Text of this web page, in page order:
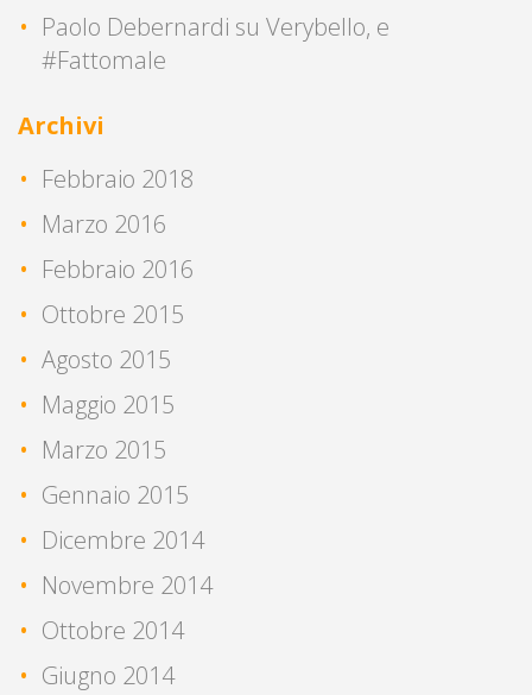
Paolo Debernardi su Verybello, e
#Fattomale
Archivi
Febbraio 2018
Marzo 2016
Febbraio 2016
Ottobre 2015
Agosto 2015
Maggio 2015
Marzo 2015
Gennaio 2015
Dicembre 2014
Novembre 2014
Ottobre 2014
Giugno 2014